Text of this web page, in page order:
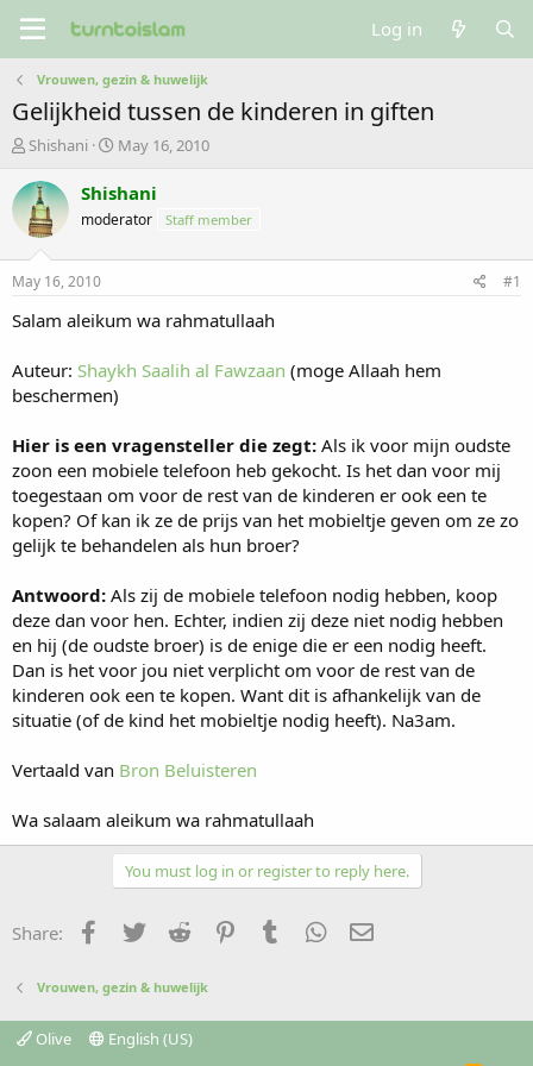
Log in
Vrouwen, gezin & huwelijk
Gelijkheid tussen de kinderen in giften
T
r
e
a
t
a
e
r
Shishani
S
a
t
e
May 16, 2010
Shishani
moderator Staff member
May 16, 2010 #1
Salam aleikum wa rahmatullaah
Auteur: Shaykh Saalih al Fawzaan (moge Allaah hem
beschermen)
Hier is een vragensteller die zegt: Als ik voor mijn oudste
zoon een mobiele telefoon heb gekocht. Is het dan voor mij
toegestaan om voor de rest van de kinderen er ook een te
kopen? Of kan ik ze de prijs van het mobieltje geven om ze zo
gelijk te behandelen als hun broer?
Antwoord: Als zij de mobiele telefoon nodig hebben, koop
deze dan voor hen. Echter, indien zij deze niet nodig hebben
en hij (de oudste broer) is de enige die er een nodig heeft.
Dan is het voor jou niet verplicht om voor de rest van de
kinderen ook een te kopen. Want dit is afhankelijk van de
situatie (of de kind het mobieltje nodig heeft). Na3am.
Vertaald van Bron Beluisteren
Wa salaam aleikum wa rahmatullaah
You must log in or register to reply here.
Share: Facebook
Twitter Reddit PinterestTumblr WhatsApp
Vrouwen, gezin & huwelijk
Olive
English (US)